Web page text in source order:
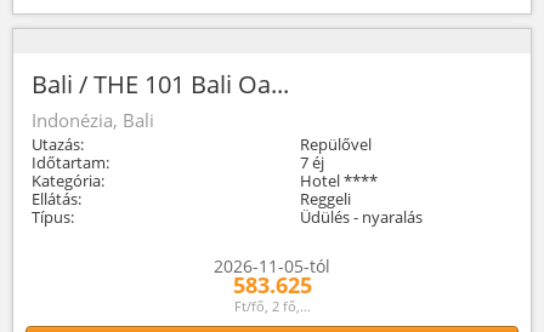
Bali / THE 101 Bali Oa...
Indonézia, Bali
Utazás:
Repülővel
Időtartam:
7 éj
Kategória:
Hotel ****
Ellátás:
Reggeli
Típus:
Üdülés - nyaralás
2026-11-05-tól
583.625
Ft/fő, 2 fő,...